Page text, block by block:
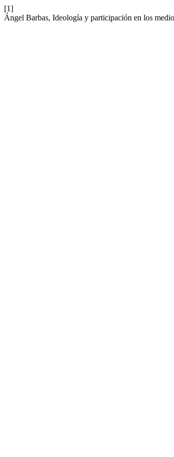
[1]
Ángel Barbas, Ideología y participación en los